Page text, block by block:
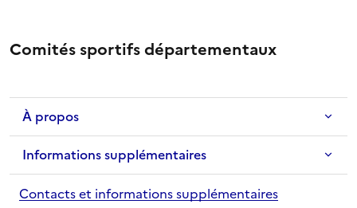
Comités sportifs départementaux
À propos
Informations supplémentaires
Contacts et informations supplémentaires